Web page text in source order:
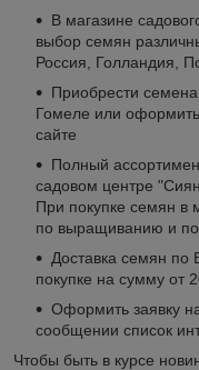
В магазине
выбор семян
Россия, Голландия,
Приобрести
Гомеле или
сайте
Полный
садовом центре
При покупке семян в
по выращиванию и
Доставка семян по
покупке на сумму от
Оформить заявку
сообщении список
Чтобы быть в курсе